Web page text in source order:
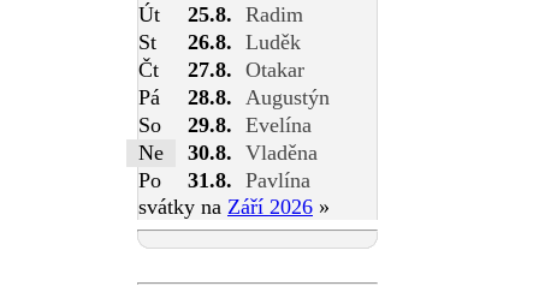
Út
25.8. Radim
St
26.8. Luděk
Čt
27.8. Otakar
Pá
28.8.
Augustýn
So
29.8. Evelína
Ne
30.8. Vladěna
Po
31.8. Pavlína
svátky na Září 2026 »